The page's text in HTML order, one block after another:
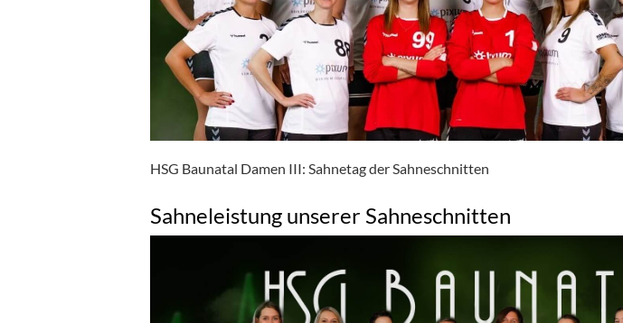
HSG Baunatal Damen III: Sahnetag der Sahneschnitten
Sahneleistung unserer Sahneschnitten